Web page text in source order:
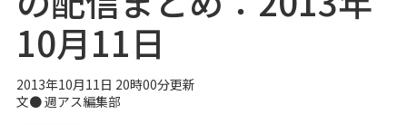
10月11日
2013年10月11日 20時00分更新
文●週アス編集部